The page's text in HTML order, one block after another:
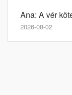
Ana: A vér
2026-08-02